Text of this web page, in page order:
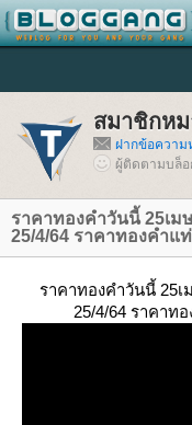
สมาชิกหม
ฝากข้อความ
ผู้ติดตามบล็อ
ราคาทองคำวันนี้ 25เม
25/4/64 ราคาทองคำแ
ราคาทองคำวันนี้ 25
25/4/64 ราคาท